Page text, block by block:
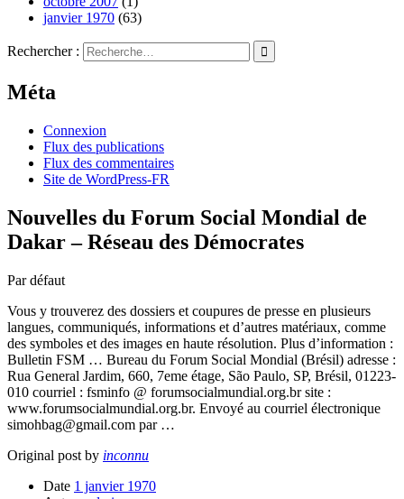
janvier 1970 (63)
Rechercher :
Méta
Connexion
Flux des publications
Flux des commentaires
Site de WordPress-FR
Nouvelles du Forum Social Mondial de
Dakar – Réseau des Démocrates
Par défaut
Vous y trouverez des dossiers et coupures de presse en plusieurs
langues, communiqués, informations et d’autres matériaux, comme
des symboles et des images en haute résolution. Plus d’information :
Bulletin FSM … Bureau du Forum Social Mondial (Brésil) adresse :
Rua General Jardim, 660, 7eme étage, São Paulo, SP, Brésil, 01223-
010 courriel : fsminfo @ forumsocialmundial.org.br site :
www.forumsocialmundial.org.br. Envoyé au courriel électronique
simohbag@gmail.com par …
Original post by inconnu
Date 1 janvier 1970